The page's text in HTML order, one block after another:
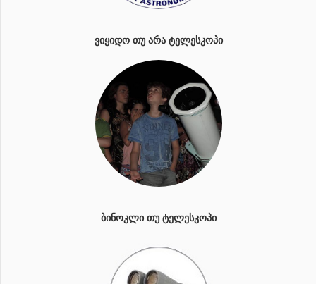
ᲕᲘᲧᲘᲓᲝ ᲗᲣ ᲐᲠᲐ ᲢᲔᲚᲔᲡᲙᲝᲞᲘ
ᲑᲘᲜᲝᲙᲚᲘ ᲗᲣ ᲢᲔᲚᲔᲡᲙᲝᲞᲘ